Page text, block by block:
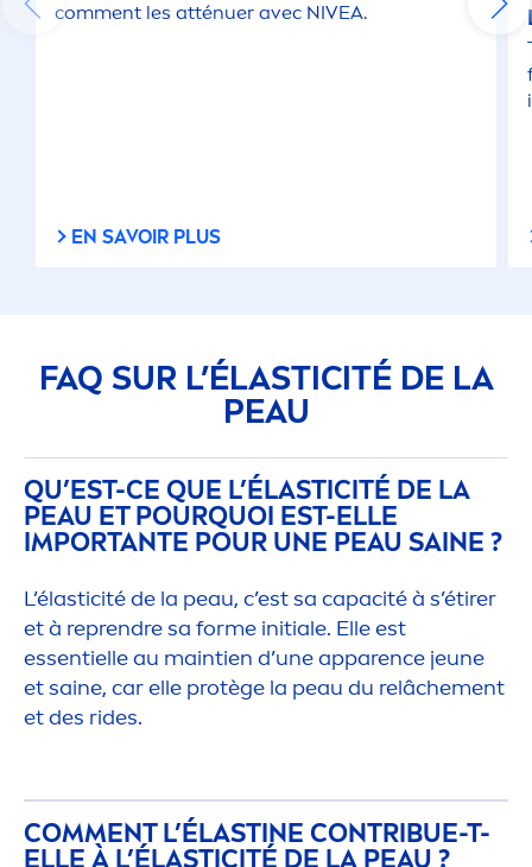
comment les atténuer avec NIVEA.
EN SAVOIR PLUS
FAQ SUR L’ÉLASTICITÉ DE LA
PEAU
QU’EST-CE QUE L’ÉLASTICITÉ DE LA
PEAU ET POURQUOI EST-ELLE
IMPORTANTE POUR UNE PEAU SAINE ?
L’élasticité de la peau, c’est sa capacité à s’étirer
et à reprendre sa forme initiale. Elle est
essentielle au maintien d’une apparence jeune
et saine, car elle protège la peau du relâchement
et des rides.
COMMENT L’ÉLASTINE CONTRIBUE-T-
ELLE À L’ÉLASTICITÉ DE LA PEAU ?